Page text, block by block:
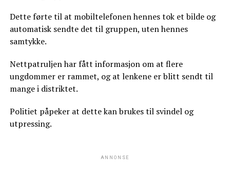
Dette førte til at mobiltelefonen hennes tok et bilde og
automatisk sendte det til gruppen, uten hennes
samtykke.
Nettpatruljen har fått informasjon om at flere
ungdommer er rammet, og at lenkene er blitt sendt til
mange i distriktet.
Politiet påpeker at dette kan brukes til svindel og
utpressing.
ANNONSE